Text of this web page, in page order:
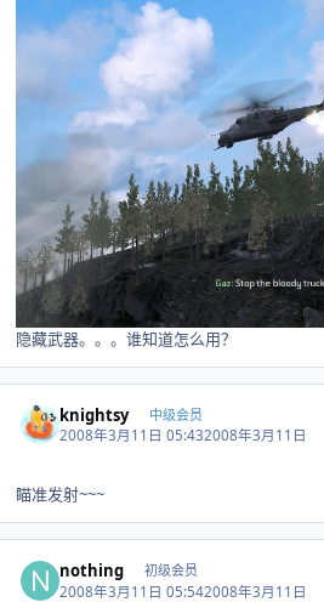
隐藏武器。。。谁知道怎么用？
knightsy 中级会员
2008年3月11日 05:432008年3月11日
瞄准发射~~~
nothing 初级会员
2008年3月11日 05:542008年3月11日